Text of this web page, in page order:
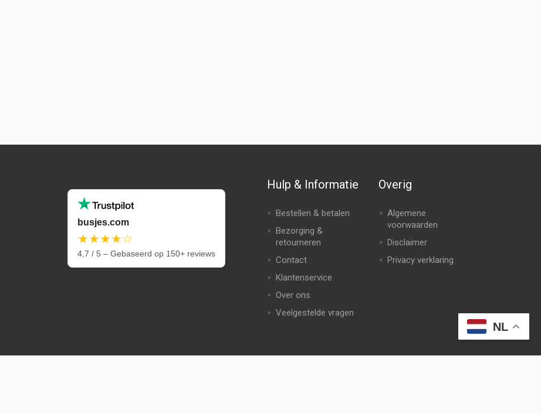
busjes.com
★★★★☆
4,7 / 5 – Gebaseerd op 150+ reviews
Hulp & Informatie
Bestellen & betalen
Bezorging &
retourneren
Contact
Klantenservice
Over ons
Veelgestelde vragen
Overig
Algemene
voorwaarden
Disclaimer
Privacy verklaring
NL